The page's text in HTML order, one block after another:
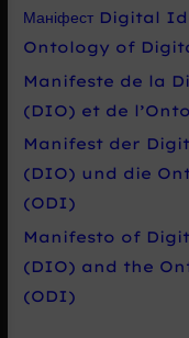
Маніфест Digital
Ontology of
Manifeste de la
(DIO) et de
Manifest der
(DIO) und die
(ODI)
Manifesto of
(DIO) and the
(ODI)